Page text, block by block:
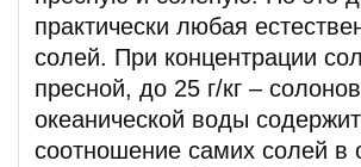
практически любая
солей. При концентрации
пресной, до 25 г/кг –
океанической воды
соотношение самих солей в